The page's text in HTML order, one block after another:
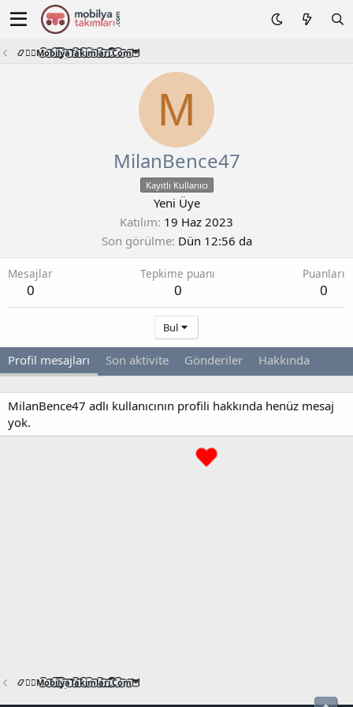
📿🧙‍♂️M͜͡o͜͡b͜͡i͜͡l͜͡y͜͡a͜͡T͜͡a͜͡k͜͡i͜͡m͜͡l͜͡a͜͡r͜͡i͜͡.͜͡C͜͡o͜͡m͜͡🦉
M
MilanBence47
Kayıtlı Kullanıcı
Yeni Üye
Katılım 19 Haz 2023
Son görülme Dün 12:56 da
Mesajlar
0
Tepkime puanı
0
Puanları
0
Bul
Profil mesajları Son aktivite Gönderiler Hakkında
MilanBence47 adlı kullanıcının profili hakkında henüz mesaj
yok.
📿🧙‍♂️M͜͡o͜͡b͜͡i͜͡l͜͡y͜͡a͜͡T͜͡a͜͡k͜͡i͜͡m͜͡l͜͡a͜͡r͜͡i͜͡.͜͡C͜͡o͜͡m͜͡🦉